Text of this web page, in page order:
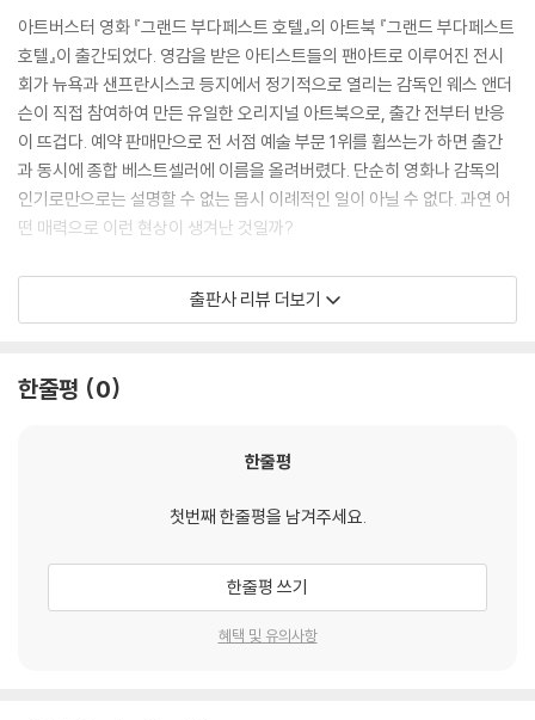
명과 연결되어 있다. 비탄으로 또 즐거움으로, 우리는 우리 자신의 작은 삶
저 너머의 역사와 시간을 살아가지만, 그들은 자기 자신 너머의 것은 아무
것도 몰랐다. 그러므로 오늘날 우리 모두는, 가장 어린 인류라도, 우리 선조
의 가장 현명한 사람보다 현실에 대해 천 배는 많이 알고 있다. 그러나 우리
에게 거저 주어지는 것은 아무것도 없다. 우리는 그 대가를 완전히 치렀다.’
---「INTRODUCTION」중에서
마지막 숏들은 ‘유산으로서 스토리’라는 개념을 납득하게 만든다. 늙은 작
었던 것과 비슷한 노퍽 슈트를 입고 있으며 1968년의 호텔 과 비슷한 장식
의 서재에 있다. 젊은 작가의 목소리는 늙은 작가의 음성으로 바뀐다. “매
혹적인 낡은 폐허였지만, 다시 가보지 못했다.” 그리고 다시 묘지에 있는
「CRITICAL ESSAY」중에서
본 편집본과 극장에서 개봉된 영화를 비교하면, 눈에 띄게 다른 점이 전혀
없었다. 완성작 같았다. 여러 겹으로 중첩된 스토리 전개 장치부터 시계태
엽처럼 딱 맞물려 돌아가는 등장인물과 사건까지, 영화가 전작들에 비해
어찌나 복잡해 보이는지 딱 한 번만 보고 웨스와 인터뷰할 생각을 하니 두
려울 지경이었다. ---「유럽이라는 아이디어」중에서
Q : 실제로 우주에서 촬영하는 SF 영화를 만들고 싶다고 인터뷰한 적이 있
아트버스터 영화 『그랜드 부다페스트 호텔』의 아트북 『그랜드 부다페스트
호텔』이 출간되었다. 영감을 받은 아티스트들의 팬아트로 이루어진 전시
회가 뉴욕과 샌프란시스코 등지에서 정기적으로 열리는 감독인 웨스 앤더
슨이 직접 참여하여 만든 유일한 오리지널 아트북으로, 출간 전부터 반응
이 뜨겁다. 예약 판매만으로 전 서점 예술 부문 1위를 휩쓰는가 하면 출간
과 동시에 종합 베스트셀러에 이름을 올려버렸다. 단순히 영화나 감독의
인기로만으로는 설명할 수 없는 몹시 이례적인 일이 아닐 수 없다. 과연 어
떤 매력으로 이런 현상이 생겨난 것일까?
웨스 앤더슨, 조금 별난 천재의 탄생
생활』(2004))나 야영장(『문라이즈 킹덤』(2012)) 같은 익숙한 장소지
터치’라는 신조어가 생길 만큼 시각적 압도가 강력한 탓에 그의 영화는 종
타그램용 예쁜 화면으로 머물지 않고 그만의 시그니처로 자리 잡게 된 이
혀진 세계와 상실에 대한 노스탤지어를 자극하는 이야기를 지닌 이야기꾼
출판사 리뷰 더보기
한줄평 0
한줄평
첫번째 한줄평을 남겨주세요.
한줄평 쓰기
혜택 및 유의사항